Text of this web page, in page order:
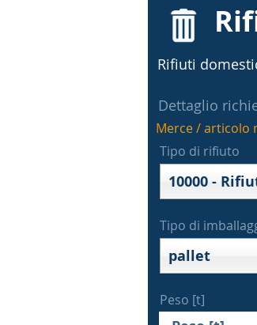
Rifiuti
Dettaglio
Merce / articolo
Tipo di rifiuto
Tipo di
pallet
Peso [t]